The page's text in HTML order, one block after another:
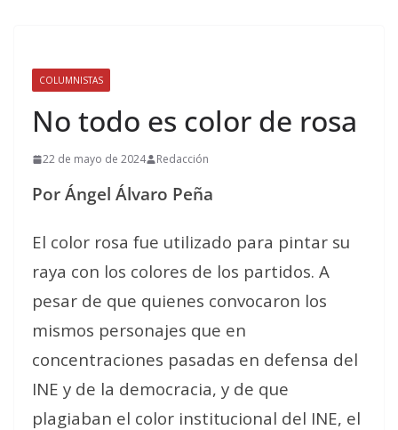
COLUMNISTAS
No todo es color de rosa
22 de mayo de 2024 Redacción
Por Ángel Álvaro Peña
El color rosa fue utilizado para pintar su
raya con los colores de los partidos. A
pesar de que quienes convocaron los
mismos personajes que en
concentraciones pasadas en defensa del
INE y de la democracia, y de que
plagiaban el color institucional del INE, el